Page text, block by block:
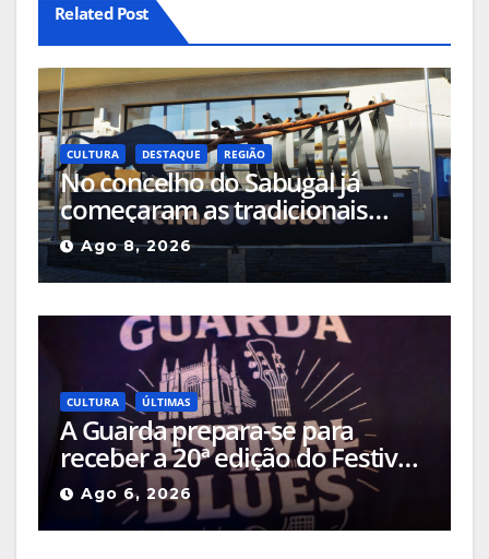
Related Post
CULTURA DESTAQUE REGIÃO
No concelho do Sabugal já
começaram as tradicionais
capeias que prometem animar
o mês
Ago 8, 2026
CULTURA ÚLTIMAS
A Guarda prepara-se para
receber a 20ª edição do Festival
de Blues da Guarda, que
decorrerá entre os dias 6 e 9 de
agosto
Ago 6, 2026